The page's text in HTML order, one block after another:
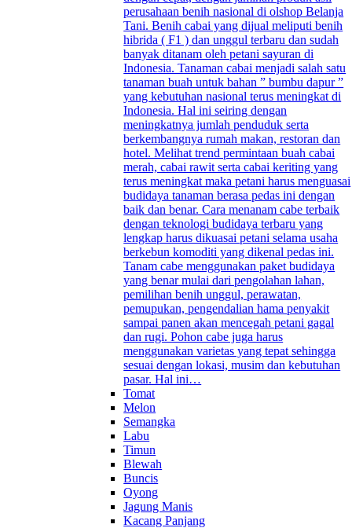
perusahaan benih nasional di olshop Belanja
Tani. Benih cabai yang dijual meliputi benih
hibrida ( F1 ) dan unggul terbaru dan sudah
banyak ditanam oleh petani sayuran di
Indonesia. Tanaman cabai menjadi salah satu
tanaman buah untuk bahan ” bumbu dapur ”
yang kebutuhan nasional terus meningkat di
Indonesia. Hal ini seiring dengan
meningkatnya jumlah penduduk serta
berkembangnya rumah makan, restoran dan
hotel. Melihat trend permintaan buah cabai
merah, cabai rawit serta cabai keriting yang
terus meningkat maka petani harus menguasai
budidaya tanaman berasa pedas ini dengan
baik dan benar. Cara menanam cabe terbaik
dengan teknologi budidaya terbaru yang
lengkap harus dikuasai petani selama usaha
berkebun komoditi yang dikenal pedas ini.
Tanam cabe menggunakan paket budidaya
yang benar mulai dari pengolahan lahan,
pemilihan benih unggul, perawatan,
pemupukan, pengendalian hama penyakit
sampai panen akan mencegah petani gagal
dan rugi. Pohon cabe juga harus
menggunakan varietas yang tepat sehingga
sesuai dengan lokasi, musim dan kebutuhan
pasar. Hal ini…
Tomat
Melon
Semangka
Labu
Timun
Blewah
Buncis
Oyong
Jagung Manis
Kacang Panjang